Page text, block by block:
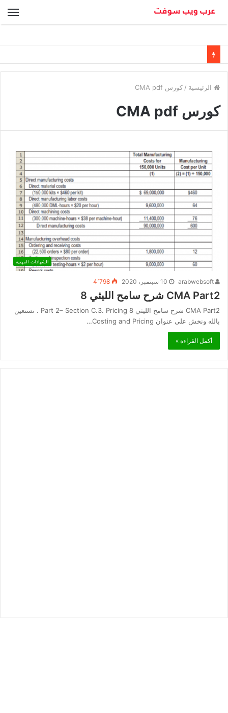
الرئيسية / كورس CMA pdf
كورس CMA pdf
الشهادات المهنية
10 سبتمبر، 2020 4٬798
CMA Part2 شرح سامح الليثي 8
CMA Part2 شرح سامح الليثي 8 Part 2– Section C.3. Pricing . نستعين
بالله ونخش على عنوان Costing and Pricing…
أكمل القراءة »